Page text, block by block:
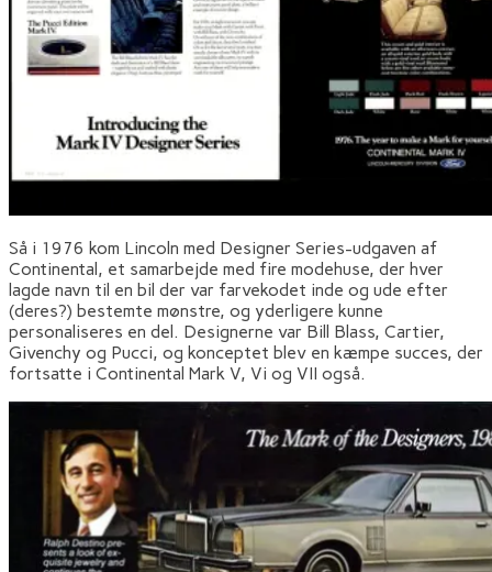
Så i 1976 kom Lincoln med Designer Series-udgaven af
Continental, et samarbejde med fire modehuse, der hver
lagde navn til en bil der var farvekodet inde og ude efter
(deres?) bestemte mønstre, og yderligere kunne
personaliseres en del. Designerne var Bill Blass, Cartier,
Givenchy og Pucci, og konceptet blev en kæmpe succes, der
fortsatte i Continental Mark V, Vi og VII også.